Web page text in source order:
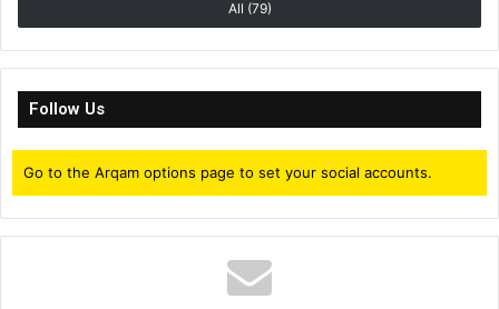
All (79)
Follow Us
Go to the Arqam options page to set your social accounts.